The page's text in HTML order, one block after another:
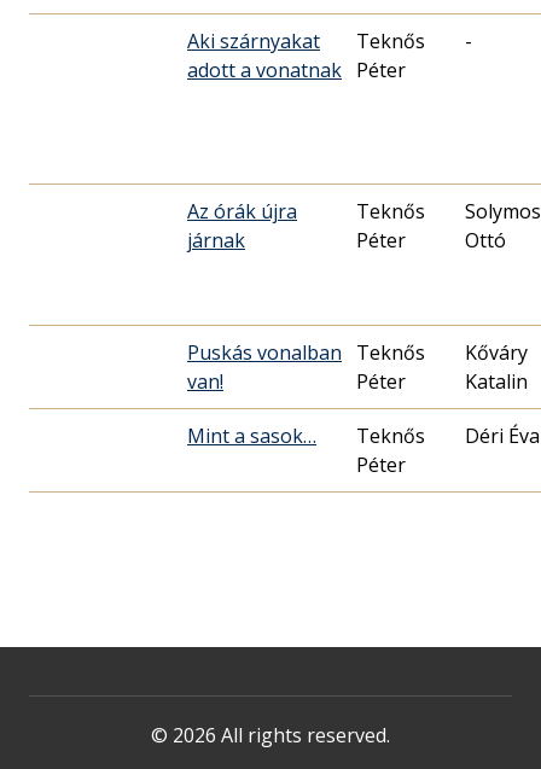
Aki szárnyakat
adott a vonatnak
Teknős
Péter
-
Az órák újra
járnak
Teknős
Péter
Ottó
Puskás vonalban
van!
Teknős
Péter
Kőváry
Katalin
Mint a sasok…
Teknős
Péter
Déri Éva
© 2026 All rights reserved.